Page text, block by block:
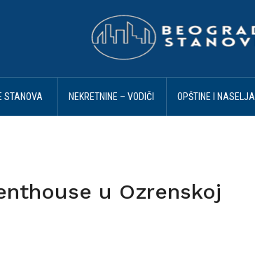
STANOVA NEKRETNINE – VODIČI OPŠTINE I NASELJA
u Ozrenskoj